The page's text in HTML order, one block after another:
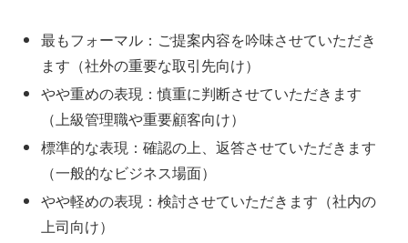
最もフォーマル：ご提案内容を吟味させていただき
ます（社外の重要な取引先向け）
やや重めの表現：慎重に判断させていただきます
（上級管理職や重要顧客向け）
標準的な表現：確認の上、返答させていただきます
（一般的なビジネス場面）
やや軽めの表現：検討させていただきます（社内の
上司向け）